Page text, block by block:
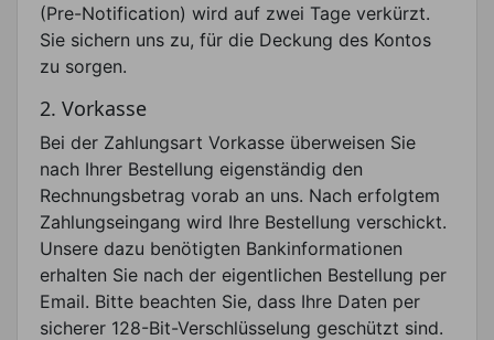
(Pre-Notification) wird auf zwei Tage verkürzt.
Sie sichern uns zu, für die Deckung des Kontos
zu sorgen.
2. Vorkasse
Bei der Zahlungsart Vorkasse überweisen Sie
nach Ihrer Bestellung eigenständig den
Rechnungsbetrag vorab an uns. Nach erfolgtem
Zahlungseingang wird Ihre Bestellung verschickt.
Unsere dazu benötigten Bankinformationen
erhalten Sie nach der eigentlichen Bestellung per
Email. Bitte beachten Sie, dass Ihre Daten per
sicherer 128-Bit-Verschlüsselung geschützt sind.